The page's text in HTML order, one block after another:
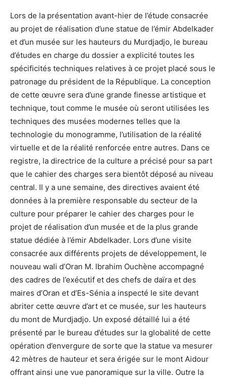
Lors de la présentation avant-hier de l’étude consacrée
au projet de réalisation d’une statue de l’émir Abdelkader
et d’un musée sur les hauteurs du Murdjadjo, le bureau
d’études en charge du dossier a explicité toutes les
spécificités techniques relatives à ce projet placé sous le
patronage du président de la République. La conception
de cette œuvre sera d’une grande finesse artistique et
technique, tout comme le musée où seront utilisées les
techniques des musées modernes telles que la
technologie du monogramme, l’utilisation de la réalité
virtuelle et de la réalité renforcée entre autres. Dans ce
registre, la directrice de la culture a précisé pour sa part
que le cahier des charges sera bientôt déposé au niveau
central. Il y a une semaine, des directives avaient été
données à la première responsable du secteur de la
culture pour préparer le cahier des charges pour le
projet de réalisation d’un musée et de la plus grande
statue dédiée à l’émir Abdelkader. Lors d’une visite
consacrée aux différents projets de développement, le
nouveau wali d’Oran M. Ibrahim Ouchène accompagné
des cadres de l’exécutif et des chefs de daïra et des
maires d’Oran et d’Es-Sénia a inspecté le site devant
abriter cette œuvre d’art et ce musée, sur les hauteurs
du mont de Murdjadjo. Un exposé détaillé lui a été
présenté par le bureau d’études sur la globalité de cette
opération d’envergure de sorte que la statue va mesurer
42 mètres de hauteur et sera érigée sur le mont Aidour
offrant ainsi une vue panoramique sur la ville. Outre la